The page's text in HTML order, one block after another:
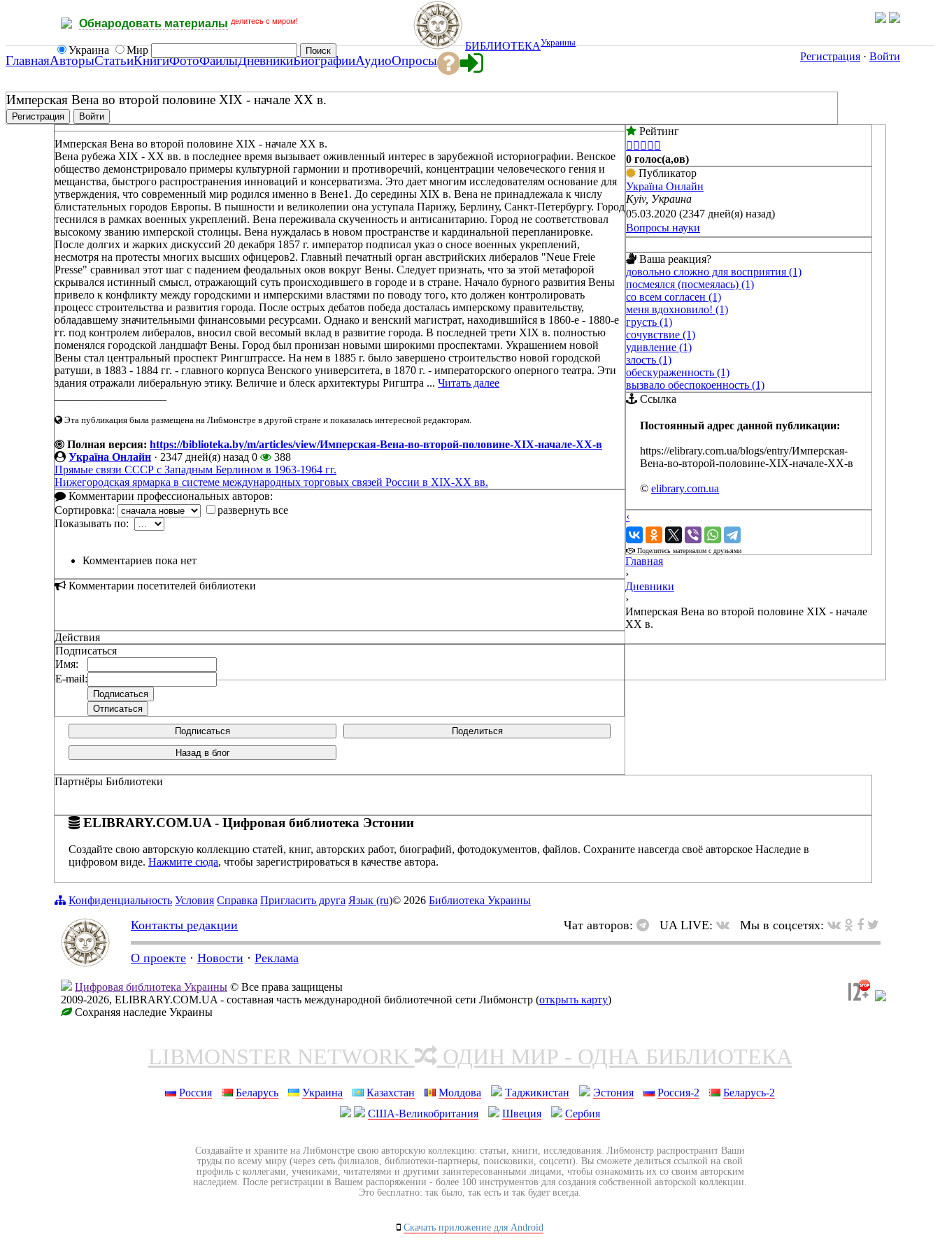
Обнародовать материалы делитесь с миром!
Украина Мир БИБЛИОТЕКАУкраины
Регистрация · Войти
ГлавнаяАвторыСтатьиКнигиФотоФайлыДневникиБиографииАудиоОпросы
Имперская Вена во второй половине XIX - начале XX в.
Регистрация Войти
Имперская Вена во второй половине XIX - начале XX в.
Вена рубежа XIX - XX вв. в последнее время вызывает оживленный интерес в зарубежной историографии. Венское
общество демонстрировало примеры культурной гармонии и противоречий, концентрации человеческого гения и
мещанства, быстрого распространения инноваций и консерватизма. Это дает многим исследователям основание для
утверждения, что современный мир родился именно в Вене1. До середины XIX в. Вена не принадлежала к числу
блистательных городов Европы. В пышности и великолепии она уступала Парижу, Берлину, Санкт-Петербургу. Город
теснился в рамках военных укреплений. Вена переживала скученность и антисанитарию. Город не соответствовал
высокому званию имперской столицы. Вена нуждалась в новом пространстве и кардинальной перепланировке.
После долгих и жарких дискуссий 20 декабря 1857 г. император подписал указ о сносе военных укреплений,
несмотря на протесты многих высших офицеров2. Главный печатный орган австрийских либералов "Neue Freie
Presse" сравнивал этот шаг с падением феодальных оков вокруг Вены. Следует признать, что за этой метафорой
скрывался истинный смысл, отражающий суть происходившего в городе и в стране. Начало бурного развития Вены
привело к конфликту между городскими и имперскими властями по поводу того, кто должен контролировать
процесс строительства и развития города. После острых дебатов победа досталась имперскому правительству,
обладавшему значительными финансовыми ресурсами. Однако и венский магистрат, находившийся в 1860-е - 1880-е
гг. под контролем либералов, вносил свой весомый вклад в развитие города. В последней трети XIX в. полностью
поменялся городской ландшафт Вены. Город был пронизан новыми широкими проспектами. Украшением новой
Вены стал центральный проспект Рингштрассе. На нем в 1885 г. было завершено строительство новой городской
ратуши, в 1883 - 1884 гг. - главного корпуса Венского университета, в 1870 г. - императорского оперного театра. Эти
здания отражали либеральную этику. Величие и блеск архитектуры Ригштра ... Читать далее
Эта публикация была размещена на Либмонстре в другой стране и показалась интересной редакторам.
Полная версия: https://biblioteka.by/m/articles/view/Имперская-Вена-во-второй-половине-XIX-начале-XX-в
Україна Онлайн · 2347 дней(я) назад 0
388
Прямые связи СССР с Западным Берлином в 1963-1964 гг.
Нижегородская ярмарка в системе международных торговых связей России в XIX-XX вв.
Комментарии профессиональных авторов:
Сортировка:
развернуть все
Показывать по:
Комментариев пока нет
Комментарии посетителей библиотеки
Действия
Подписаться
Имя:
E-mail:
Подписаться Поделиться
Назад в блог
Рейтинг
    
0 голос(а,ов)
Публикатор
Україна Онлайн
Kyiv, Украина
05.03.2020 (2347 дней(я) назад)
Вопросы науки
Ваша реакция?
довольно сложно для восприятия (1)
посмеялся (посмеялась) (1)
со всем согласен (1)
меня вдохновило! (1)
грусть (1)
сочувствие (1)
удивление (1)
злость (1)
обескураженность (1)
вызвало обеспокоенность (1)
Ссылка
Постоянный адрес данной публикации:
https://elibrary.com.ua/blogs/entry/Имперская-
Вена-во-второй-половине-XIX-начале-XX-в
© elibrary.com.ua
‹
›
Поделитесь материалом с друзьями
Партнёры Библиотеки
ELIBRARY.COM.UA - Цифровая библиотека Эстонии
Создайте свою авторскую коллекцию статей, книг, авторских работ, биографий, фотодокументов, файлов. Сохраните навсегда своё авторское Наследие в
цифровом виде. Нажмите сюда, чтобы зарегистрироваться в качестве автора.
Главная
›
Дневники
›
Имперская Вена во второй половине XIX - начале
XX в.
Конфиденциальность Условия Справка Пригласить друга Язык (ru)© 2026 Библиотека Украины
Контакты редакции Чат авторов: UA LIVE: Мы в соцсетях:
О проекте · Новости · Реклама
Цифровая библиотека Украины © Все права защищены
2009-2026, ELIBRARY.COM.UA - составная часть международной библиотечной сети Либмонстр (открыть карту)
Сохраняя наследие Украины
LIBMONSTER NETWORK ОДИН МИР - ОДНА БИБЛИОТЕКА
Россия Беларусь Украина Казахстан Молдова Таджикистан Эстония Россия-2
Беларусь-2
США-Великобритания
Швеция Сербия
Создавайте и храните на Либмонстре свою авторскую коллекцию: статьи, книги, исследования. Либмонстр распространит Ваши
труды по всему миру (через сеть филиалов, библиотеки-партнеры, поисковики, соцсети). Вы сможете делиться ссылкой на свой
профиль с коллегами, учениками, читателями и другими заинтересованными лицами, чтобы ознакомить их со своим авторским
наследием. После регистрации в Вашем распоряжении - более 100 инструментов для создания собственной авторской коллекции.
Это бесплатно: так было, так есть и так будет всегда.
Скачать приложение для Android